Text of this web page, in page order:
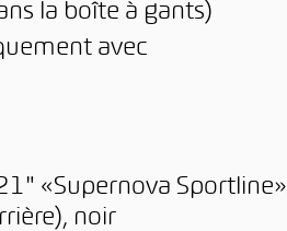
la boîte à gants)
avec
«Supernova Sportline»
noir